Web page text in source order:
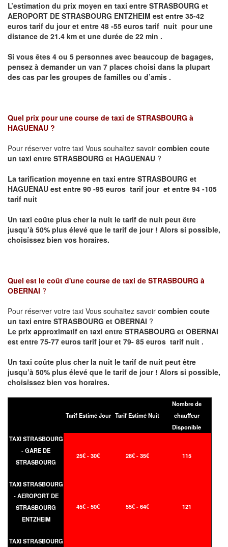
L’estimation du prix moyen en taxi entre STRASBOURG et
AEROPORT DE STRASBOURG ENTZHEIM est entre 35-42
euros tarif du jour et entre 48 -55 euros tarif nuit pour une
distance de 21.4 km et une durée de 22 min .
Si vous êtes 4 ou 5 personnes avec beaucoup de bagages,
pensez à demander un van 7 places choisi dans la plupart
des cas par les groupes de familles ou d’amis .
Quel prix pour une course de taxi de STRASBOURG à
HAGUENAU ?
Pour réserver votre taxi Vous souhaitez savoir combien coute
un taxi entre STRASBOURG et HAGUENAU ?
La tarification moyenne en taxi entre STRASBOURG et
HAGUENAU est entre 90 -95 euros tarif jour et entre 94 -105
tarif nuit
Un taxi coûte plus cher la nuit le tarif de nuit peut être
jusqu’à 50% plus élevé que le tarif de jour ! Alors si possible,
choisissez bien vos horaires.
Quel est le coût d'une course de taxi de STRASBOURG à
OBERNAI ?
Pour réserver votre taxi Vous souhaitez savoir combien coute
un taxi entre STRASBOURG et OBERNAI ?
Le prix approximatif en taxi entre STRASBOURG et OBERNAI
est entre 75-77 euros tarif jour et 79- 85 euros tarif nuit .
Un taxi coûte plus cher la nuit le tarif de nuit peut être
jusqu’à 50% plus élevé que le tarif de jour ! Alors si possible,
choisissez bien vos horaires.
Tarif Estimé Jour Tarif Estimé Nuit
Nombre de
chauffeur
Disponible
TAXI STRASBOURG
- GARE DE
STRASBOURG
25€ - 30€ 28€ - 35€ 115
TAXI STRASBOURG
- AEROPORT DE
STRASBOURG
ENTZHEIM
45€ - 50€ 55€ - 64€ 121
TAXI STRASBOURG